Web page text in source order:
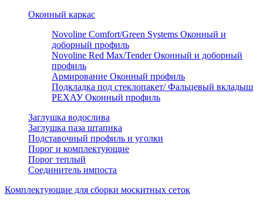
Оконный каркас
Novoline Comfort/Green Systems Оконный и
доборный профиль
Novoline Red Max/Tender Оконный и доборный
профиль
Армирование Оконный профиль
Подкладка под стеклопакет/ Фальцевый вкладыш
РЕХАУ Оконный профиль
Заглушка водослива
Заглушка паза штапика
Подставочный профиль и уголки
Порог и комплектующие
Порог теплый
Соединитель импоста
Комплектующие для сборки москитных сеток